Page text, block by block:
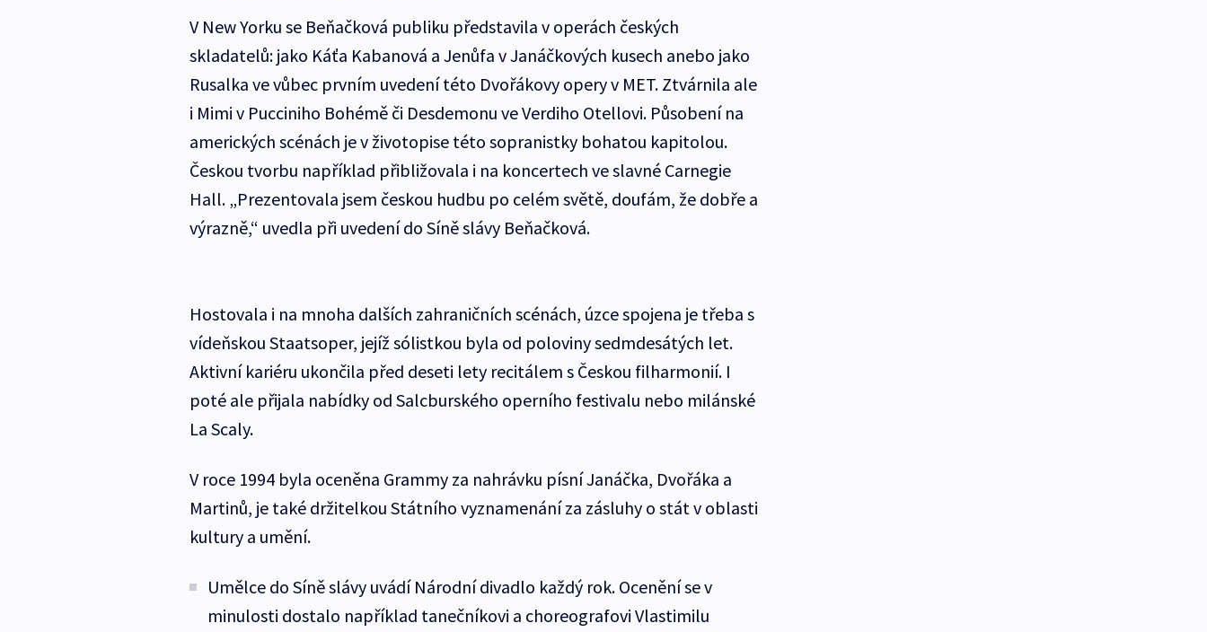
V New Yorku se Beňačková publiku představila v operách českých
skladatelů: jako Káťa Kabanová a Jenůfa v Janáčkových kusech anebo jako
Rusalka ve vůbec prvním uvedení této Dvořákovy opery v MET. Ztvárnila ale
i Mimi v Pucciniho Bohémě či Desdemonu ve Verdiho Otellovi. Působení na
amerických scénách je v životopise této sopranistky bohatou kapitolou.
Českou tvorbu například přibližovala i na koncertech ve slavné Carnegie
Hall. „Prezentovala jsem českou hudbu po celém světě, doufám, že dobře a
výrazně,“ uvedla při uvedení do Síně slávy Beňačková.
Hostovala i na mnoha dalších zahraničních scénách, úzce spojena je třeba s
vídeňskou Staatsoper, jejíž sólistkou byla od poloviny sedmdesátých let.
Aktivní kariéru ukončila před deseti lety recitálem s Českou filharmonií. I
poté ale přijala nabídky od Salcburského operního festivalu nebo milánské
La Scaly.
V roce 1994 byla oceněna Grammy za nahrávku písní Janáčka, Dvořáka a
Martinů, je také držitelkou Státního vyznamenání za zásluhy o stát v oblasti
kultury a umění.
Umělce do Síně slávy uvádí Národní divadlo každý rok. Ocenění se v
minulosti dostalo například tanečníkovi a choreografovi Vlastimilu